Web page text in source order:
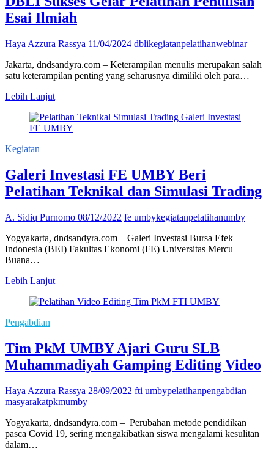
Lintas
Organisasi
Kesiapsiagaan
Esai Ilmiah
Haya Azzura Rassya 11/04/2024 dblikegiatanpelatihanwebinar
Jakarta, dndsandyra.com – Keterampilan menulis merupakan salah
satu keterampilan penting yang seharusnya dimiliki oleh para…
Lebih LanjutDBLI
Gelar
Pelatihan
Kegiatan
Galeri Investasi FE UMBY Beri
Pelatihan Teknikal dan Simulasi Trading
A. Sidiq Purnomo 08/12/2022 fe umbykegiatanpelatihanumby
Yogyakarta, dndsandyra.com – Galeri Investasi Bursa Efek
Indonesia (BEI) Fakultas Ekonomi (FE) Universitas Mercu
Buana…
Lebih LanjutGaleri
FE
Teknikal
dan
Simulasi
Pengabdian
Tim PkM UMBY Ajari Guru SLB
Muhammadiyah Gamping Editing Video
Haya Azzura Rassya 28/09/2022 fti umbypelatihanpengabdian
masyarakatpkmumby
Yogyakarta, dndsandyra.com – Perubahan metode pendidikan
pasca Covid 19, sering mengakibatkan siswa mengalami kesulitan
dalam…